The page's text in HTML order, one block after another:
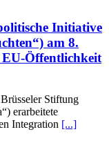
Initiative
am 8.
EU-Öffentlichkeit
Stiftung
erarbeitete
Integration [...]